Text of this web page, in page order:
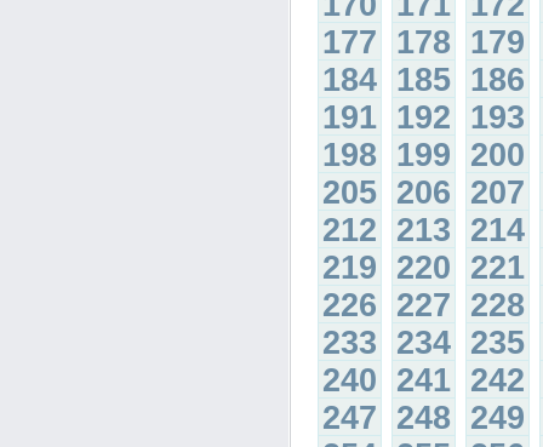
177 178 179
184 185 186
191 192 193
198 199 200
205 206 207
212 213 214
219 220 221
226 227 228
233 234 235
240 241 242
247 248 249